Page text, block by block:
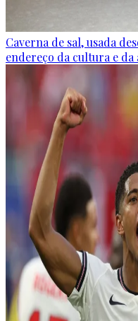
Caverna de sal, usada
endereço da cultura e da